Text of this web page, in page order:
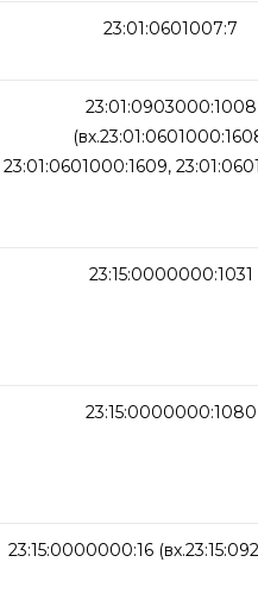
23:01:0601007:7
23:01:0903000:1008
23:01:0601000:1609,
23:15:0000000:1031
23:15:0000000:1080
23:15:0000000:16